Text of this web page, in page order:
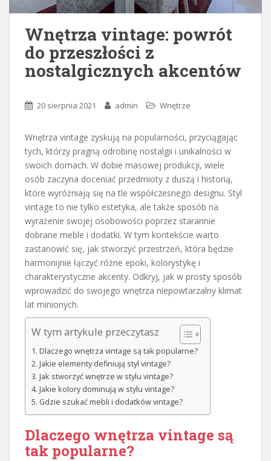
Wnętrza vintage: powrót
do przeszłości z
nostalgicznych akcentów
20 sierpnia 2021 admin Wnętrze
Wnętrza vintage zyskują na popularności, przyciągając
tych, którzy pragną odrobinę nostalgii i unikalności w
swoich domach. W dobie masowej produkcji, wiele
osób zaczyna doceniać przedmioty z duszą i historią,
które wyróżniają się na tle współczesnego designu. Styl
vintage to nie tylko estetyka, ale także sposób na
wyrażenie swojej osobowości poprzez starannie
dobrane meble i dodatki. W tym kontekście warto
zastanowić się, jak stworzyć przestrzeń, która będzie
harmonijnie łączyć różne epoki, kolorystykę i
charakterystyczne akcenty. Odkryj, jak w prosty sposób
wprowadzić do swojego wnętrza niepowtarzalny klimat
lat minionych.
W tym artykule przeczytasz
Dlaczego wnętrza vintage są tak popularne?
Jakie elementy definiują styl vintage?
Jak stworzyć wnętrze w stylu vintage?
Jakie kolory dominują w stylu vintage?
Gdzie szukać mebli i dodatków vintage?
Dlaczego wnętrza vintage są
tak popularne?